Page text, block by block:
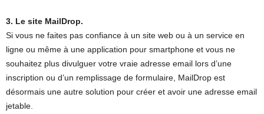
3. Le site MailDrop.
Si vous ne faites pas confiance à un site web ou à un service en
ligne ou même à une application pour smartphone et vous ne
souhaitez plus divulguer votre vraie adresse email lors d’une
inscription ou d’un remplissage de formulaire, MailDrop est
désormais une autre solution pour créer et avoir une adresse email
jetable.